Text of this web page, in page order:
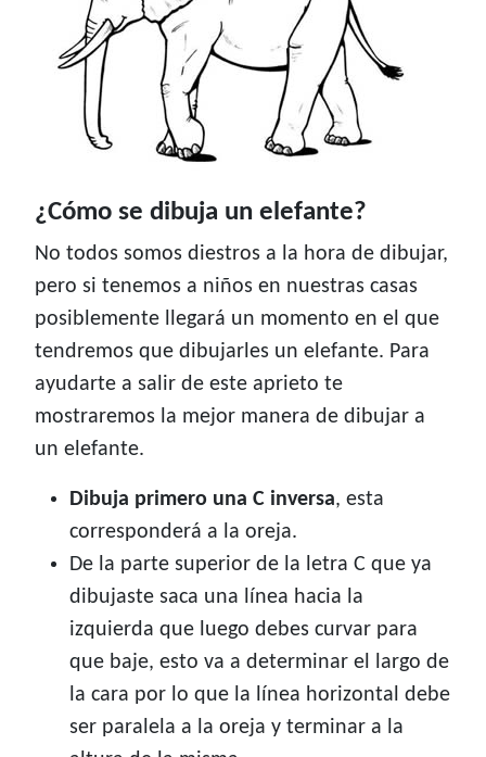
¿Cómo se dibuja un elefante?
No todos somos diestros a la hora de dibujar,
pero si tenemos a niños en nuestras casas
posiblemente llegará un momento en el que
tendremos que dibujarles un elefante. Para
ayudarte a salir de este aprieto te
mostraremos la mejor manera de dibujar a
un elefante.
Dibuja primero una C inversa, esta
corresponderá a la oreja.
De la parte superior de la letra C que ya
dibujaste saca una línea hacia la
izquierda que luego debes curvar para
que baje, esto va a determinar el largo de
la cara por lo que la línea horizontal debe
ser paralela a la oreja y terminar a la